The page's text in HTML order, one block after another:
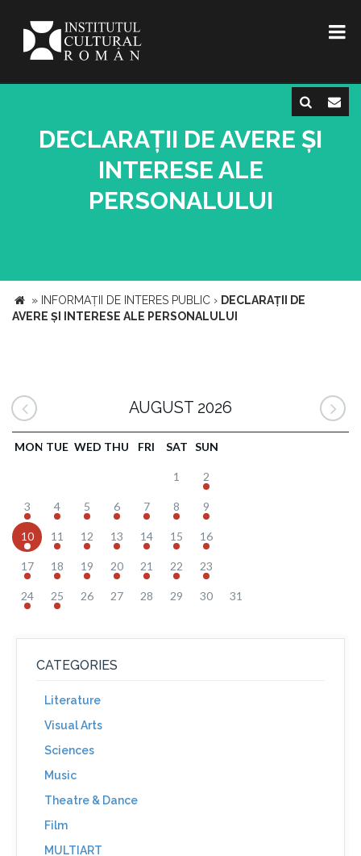
DECLARAȚII DE AVERE ȘI
INTERESE ALE
PERSONALULUI
» INFORMAȚII DE INTERES PUBLIC › DECLARAȚII DE
AVERE ȘI INTERESE ALE PERSONALULUI
AUGUST 2026
MON TUE WED THU FRI SAT SUN
1 2
3 4 5 6 7 8 9
10 11 12 13 14 15 16
17 18 19 20 21 22 23
24 25 26 27 28 29 30 31
CATEGORIES
Literature
Visual Arts
Sciences
Music
Theatre & Dance
Film
MULTIART